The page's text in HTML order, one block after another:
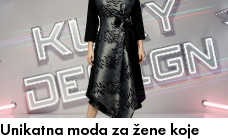
Unikatna moda za žene koje